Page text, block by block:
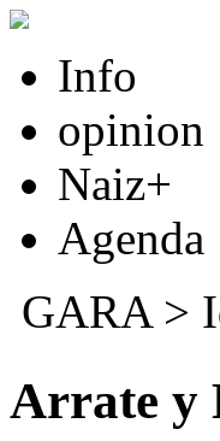
Info
opinion
Naiz+
Agenda
GARA>
Arrate y